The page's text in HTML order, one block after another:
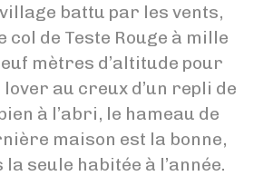
battu par les vents,
de Teste Rouge à mille
mètres d’altitude pour
au creux d’un repli de
à l’abri, le hameau de
maison est la bonne,
la seule habitée à l’année.